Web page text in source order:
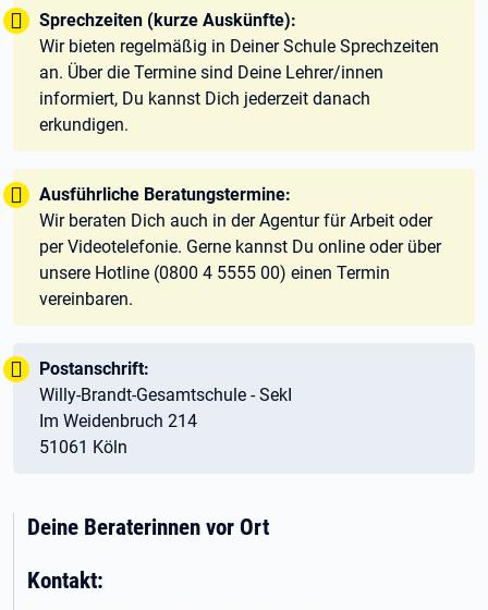
Tipp:
Sprechzeiten (kurze Auskünfte):
Wir bieten regelmäßig in Deiner Schule Sprechzeiten
an. Über die Termine sind Deine Lehrer/innen
informiert, Du kannst Dich jederzeit danach
erkundigen.
Tipp:
Ausführliche Beratungstermine:
Wir beraten Dich auch in der Agentur für Arbeit oder
per Videotelefonie. Gerne kannst Du online oder über
unsere Hotline (0800 4 5555 00) einen Termin
vereinbaren.
Wichtig:
Tipp:
Postanschrift:
Willy-Brandt-Gesamtschule - SekI
Im Weidenbruch 214
51061 Köln
Deine Beraterinnen vor Ort
Kontakt: